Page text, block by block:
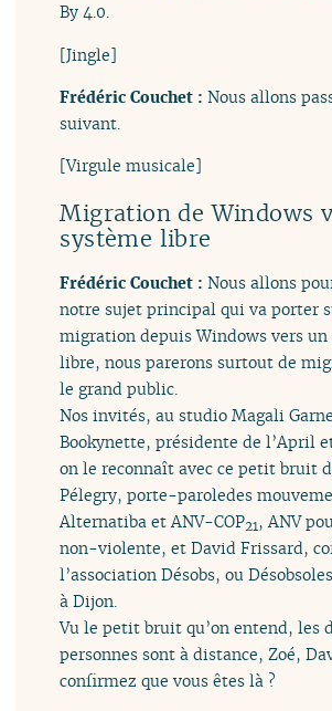
By 4.0.
[Jingle]
Frédéric Couchet :Nous allons
suivant.
[Virgule musicale]
Migration de Windows
système libre
Frédéric Couchet :Nous allons
notre sujet principal qui va porter
migration depuis Windows vers un
libre, nous parerons surtout de
le grand public.
Nos invités, au studio Magali
Bookynette, présidente de l’April
on le reconnaît avec ce petit bruit
Pélegry, porte-paroledes
Alternatiba et ANV-COP21, ANV
non-violente, et David Frissard,
l’association Désobs, ou
à Dijon.
Vu le petit bruit qu’on entend, les
personnes sont à distance, Zoé,
confirmez que vous êtes là ?